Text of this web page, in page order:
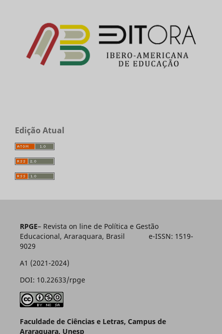
Edição Atual
RPGE– Revista on line de Política e Gestão
Educacional, Araraquara, Brasil e-ISSN: 1519-
9029
A1 (2021-2024)
DOI: 10.22633/rpge
Faculdade de Ciências e Letras, Campus de
Araraquara, Unesp